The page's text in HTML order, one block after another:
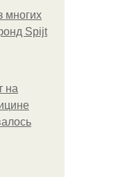
многих
Spijt
на